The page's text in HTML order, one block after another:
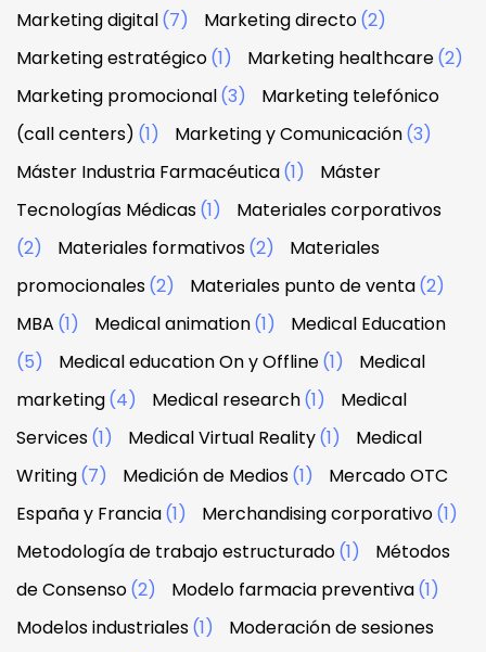
Marketing digital(7) Marketing directo(2)
Marketing estratégico(1) Marketing healthcare(2)
Marketing promocional(3)
Marketing telefónico
(call centers) (1) Marketing y Comunicación(3)
Máster Industria Farmacéutica(1)
Máster
Tecnologías Médicas(1)
Materiales corporativos
(2)
Materiales formativos(2)
Materiales
promocionales(2) Materiales punto de venta(2)
MBA (1) Medical animation(1)
Medical Education
(5)
Medical education On y Offline(1)
Medical
marketing(4) Medical research(1)
Medical
Services(1) Medical Virtual Reality(1)
Medical
Writing(7) Medición de Medios(1)
Mercado OTC
España y Francia(1) Merchandising corporativo(1)
Metodología de trabajo estructurado(1)
Métodos
de Consenso(2) Modelo farmacia preventiva(1)
Modelos industriales(1)
Moderación de sesiones